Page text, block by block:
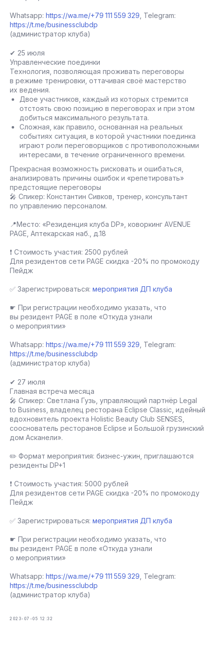
Whatsapp: https://wa.me/+79 111 559 329 , Telegram:
https://t.me/businessclubdp
(администратор клуба)
✔ 25 июля
Управленческие поединки
Технология, позволяющая проживать переговоры
в режиме тренировки, оттачивая своё мастерство
их ведения.
Двое участников, каждый из которых стремится
отстоять свою позицию в переговорах и при этом
добиться максимального результата.
Сложная, как правило, основанная на реальных
событиях ситуация, в которой участники поединка
играют роли переговорщиков с противоположными
интересами, в течение ограниченного времени.
Прекрасная возможность рисковать и ошибаться,
анализировать причины ошибок и «репетировать»
предстоящие переговоры
🎤 Спикер: Константин Сивков, тренер, консультант
по управлению персоналом.
📍Место: «Резиденция клуба DP», коворкинг AVENUE
PAGE, Аптекарская наб., д.18
❗ Стоимость участия: 2500 рублей
Для резидентов сети PAGE скидка -20% по промокоду
Пейдж
✅ Зарегистрироваться: мероприятия ДП клуба
☛ При регистрации необходимо указать, что
вы резидент PAGE в поле «Откуда узнали
о мероприятии»
Whatsapp: https://wa.me/+79 111 559 329 , Telegram:
https://t.me/businessclubdp
(администратор клуба)
✔ 27 июля
Главная встреча месяца
🎤 Спикер: Светлана Гузь, управляющий партнёр Legal
to Business, владелец ресторана Eclipse Сlassic, идейный
вдохновитель проекта Holistic Beauty Club SENSES,
сооснователь ресторанов Eclipse и Большой грузинский
дом Асканели».
✏️ Формат мероприятия: бизнес-ужин, приглашаются
резиденты DP+1
❗ Стоимость участия: 5000 рублей
Для резидентов сети PAGE скидка -20% по промокоду
Пейдж
✅ Зарегистрироваться: мероприятия ДП клуба
☛ При регистрации необходимо указать, что
вы резидент PAGE в поле «Откуда узнали
о мероприятии»
Whatsapp: https://wa.me/+79 111 559 329 , Telegram:
https://t.me/businessclubdp
(администратор клуба)
2023-07-05 12:32